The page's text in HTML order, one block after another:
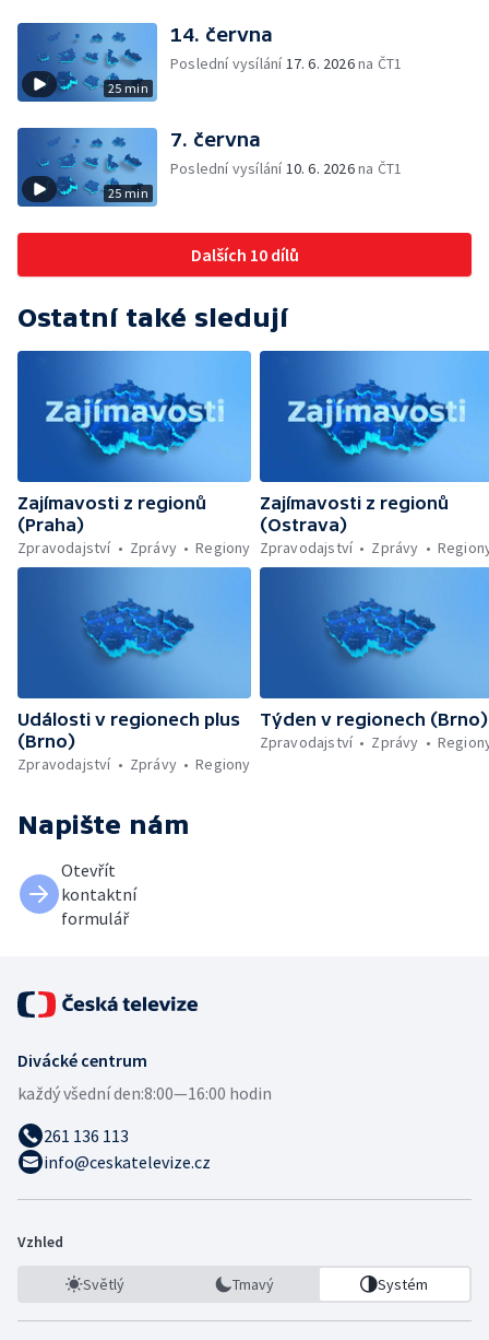
25 min
14. června
Poslední vysílání17. 6. 2026na ČT1
25 min
7. června
Poslední vysílání10. 6. 2026na ČT1
Dalších 10 dílů
Ostatní také sledují
Zajímavosti z regionů
(Praha)
Zpravodajství
Zprávy Regiony
Zajímavosti z regionů
(Ostrava)
Zpravodajství
Zprávy
Události v regionech plus
(Brno)
Zpravodajství
Zprávy Regiony
Týden v regionech (Brno)
Zpravodajství
Zprávy
Napište nám
Otevřít
kontaktní
formulář
Divácké centrum
každý všední den:8:00—16:00 hodin
261 136 113
info@ceskatelevize.cz
Vzhled
Světlý Tmavý Systém